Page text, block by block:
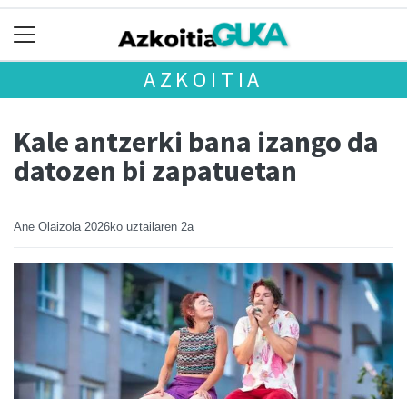
AZKOITIA
Kale antzerki bana izango da
datozen bi zapatuetan
Ane Olaizola 2026ko uztailaren 2a